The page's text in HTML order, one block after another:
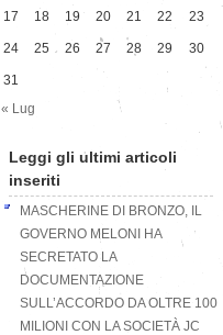
17 18 19 20 21 22 23
24 25 26 27 28 29 30
31
« Lug
Leggi gli ultimi articoli
inseriti
MASCHERINE DI BRONZO, IL
GOVERNO MELONI HA
SECRETATO LA
DOCUMENTAZIONE
SULL’ACCORDO DA OLTRE 100
MILIONI CON LA SOCIETÀ JC